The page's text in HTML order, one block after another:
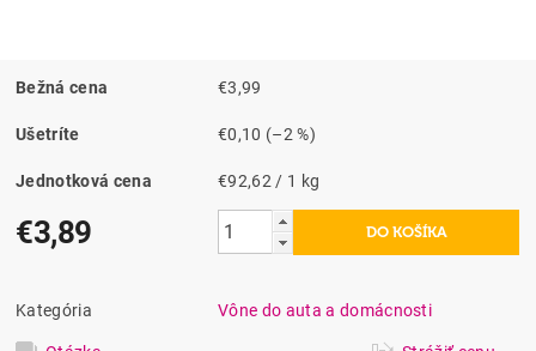
Bežná cena €3,99
Ušetríte €0,10 (–2 %)
Jednotková cena €92,62 / 1 kg
€3,89
Kategória Vône do auta a domácnosti